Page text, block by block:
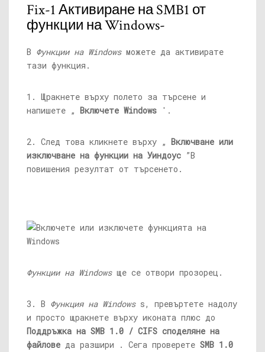
Fix-1 Активиране на SMB1 от
функции на Windows-
В Функции на Windowsможете да активирате
тази функция.
1. Щракнете върху полето за търсене и
напишете „ Включете Windows '.
2. След това кликнете върху „ Включване или
изключване на функции на Уиндоус ”В
повишения резултат от търсенето.
Функции на Windowsще се отвори прозорец.
3. В Функция на Windowss, превъртете надолу
и просто щракнете върху иконата плюс до
Поддръжка на SMB 1.0 / CIFS споделяне на
файлове да разшири . Сега проверете SMB 1.0